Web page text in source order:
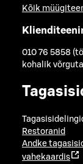
Kõik
010 76 5858
kohalik
Restoranid
Andke
vahekaardis